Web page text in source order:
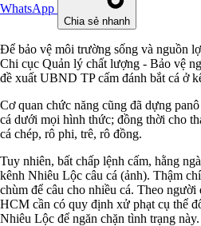
WhatsApp
Chia sẻ nhanh
Để bảo vệ môi trường sống và nguồn
Chi cục Quản lý chất lượng - Bảo vệ
đề xuất UBND TP cấm đánh bắt cá ở
Cơ quan chức năng cũng đã dựng
cá dưới mọi hình thức; đồng thời cho
cá chép, rô phi, trê, rô đồng.
Tuy nhiên, bất chấp lệnh cấm, hằng
kênh Nhiêu Lộc câu cá (ảnh). Thậm
chùm để câu cho nhiều cá. Theo
HCM cần có quy định xử phạt cụ thể
Nhiêu Lộc để ngăn chặn tình trạng này.